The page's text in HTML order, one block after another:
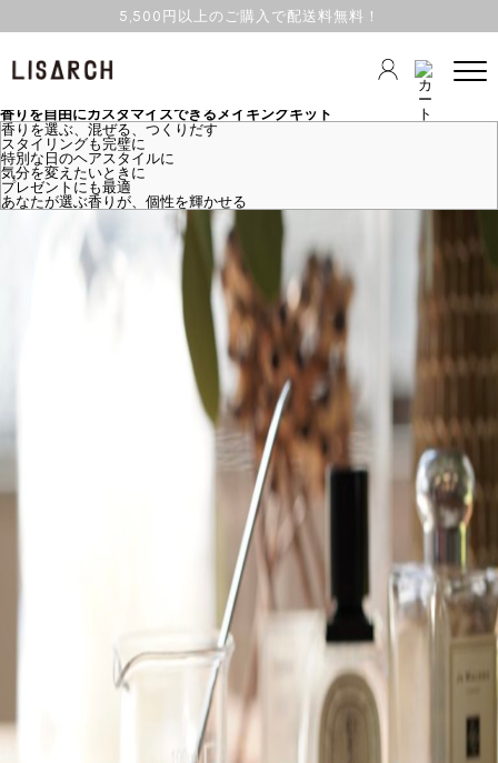
5,500円以上のご購入で配送料無料！
TOPICS
香りを自由にカスタマイズできるメイキングキット
香りを選ぶ、混ぜる、つくりだす
スタイリングも完璧に
特別な日のヘアスタイルに
気分を変えたいときに
プレゼントにも最適
あなたが選ぶ香りが、個性を輝かせる